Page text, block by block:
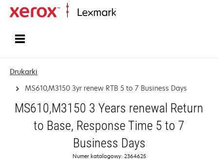
Drukarki
MS610,M3150 3yr renew RTB 5 to 7 Business Days
MS610,M3150 3 Years renewal Return
to Base, Response Time 5 to 7
Business Days
Numer katalogowy: 2364625